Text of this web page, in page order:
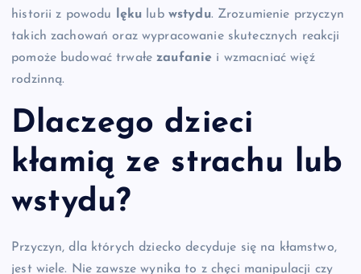
historii z powodu
lęku lub wstydu. Zrozumienie przyczyn
takich zachowań oraz wypracowanie skutecznych reakcji
pomoże budować trwałezaufanie i wzmacniać więź
rodzinną.
Dlaczego dzieci
kłamią ze strachu lub
wstydu?
Przyczyn, dla których dziecko decyduje się na kłamstwo,
jest wiele. Nie zawsze wynika to z chęci manipulacji czy